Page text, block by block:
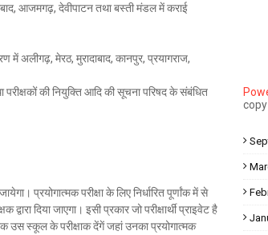
74 खाद्य नमूनों में 19 में मिली मिलावट
-Nov 14 2022
हाथ में लपेटे में पहुंचा युवक अस्पताल, मची अफरा तफरी
-Nov 14 2022
इतिहास के पन्नों में विलुप्त हो गये स्वतंत्रता संग्राम के
आजमगढ़, देवीपाटन तथा बस्ती मंडल में कराई
अलीगढ़, मेरठ, मुरादाबाद, कानपुर, प्रयागराज,
की नियुक्ति आदि की सूचना परिषद के संबंधित
प्रयोगात्मक परीक्षा के लिए निर्धारित पूर्णांक में से
दिया जाएगा। इसी प्रकार जो परीक्षार्थी प्राइवेट है
उस स्कूल के परीक्षाक देंगें जहां उनका प्रयोगात्मक